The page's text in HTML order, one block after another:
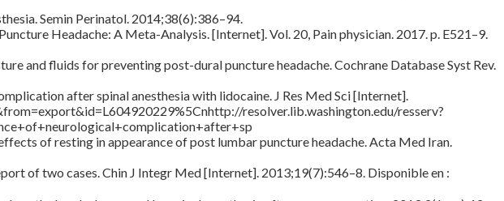
Semin Perinatol. 2014;38(6):386–94.
Headache: A Meta-Analysis. [Internet]. Vol. 20, Pain physician. 2017. p. E521–9.
and fluids for preventing post-dural puncture headache. Cochrane Database Syst Rev.
after spinal anesthesia with lidocaine. J Res Med Sci [Internet].
resolver.lib.washington.edu/resserv?
of resting in appearance of post lumbar puncture headache. Acta Med Iran.
of two cases. Chin J Integr Med [Internet]. 2013;19(7):546–8. Disponible en :